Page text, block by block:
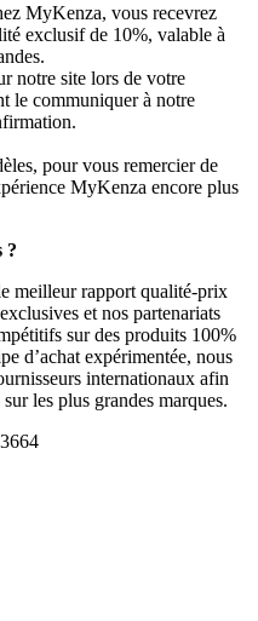
MyKenza, vous recevrez
exclusif de 10%, valable à
notre site lors de votre
le communiquer à notre
pour vous remercier de
MyKenza encore plus
?
meilleur rapport qualité-prix
et nos partenariats
sur des produits 100%
d’achat expérimentée, nous
internationaux afin
les plus grandes marques.